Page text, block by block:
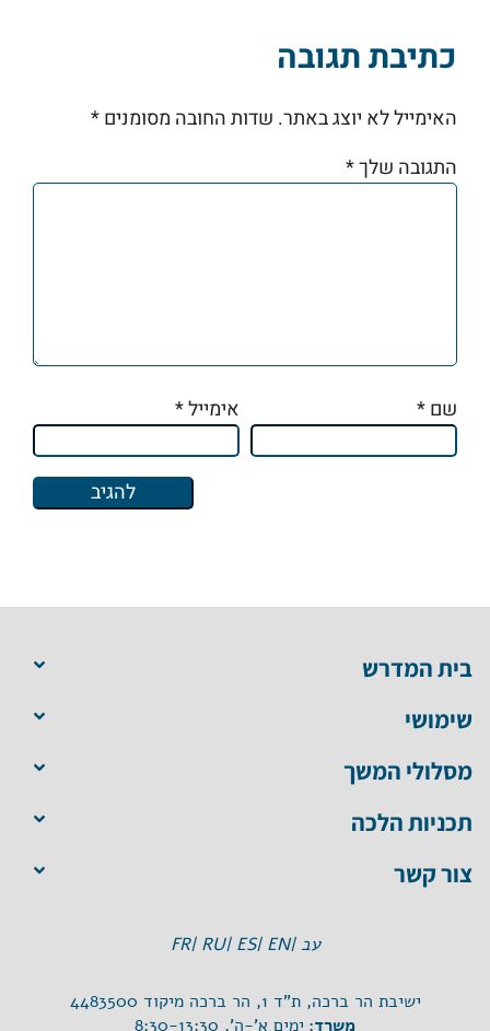
כתיבת תגובה
האימייל לא יוצג באתר. שדות החובה מסומנים*
התגובה שלך*
שם* אימייל*
בית המדרש
שימושי
מסלולי המשך
תכניות הלכה
צור קשר
עב |EN |
ES |
RU |
FR
ישיבת הר ברכה, ת"ד 1, הר ברכה מיקוד 4483500
משרד: ימים א'-ה', 8:30-13:30